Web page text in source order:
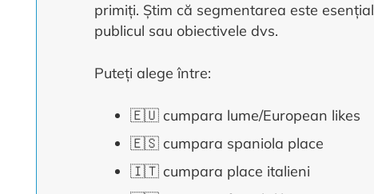
primiți. Știm că segmentarea este
publicul sau obiectivele dvs.
Puteți alege între:
🇪🇺 cumpara lume/European likes
🇪🇸 cumpara spaniola place
🇮🇹 cumpara place italieni